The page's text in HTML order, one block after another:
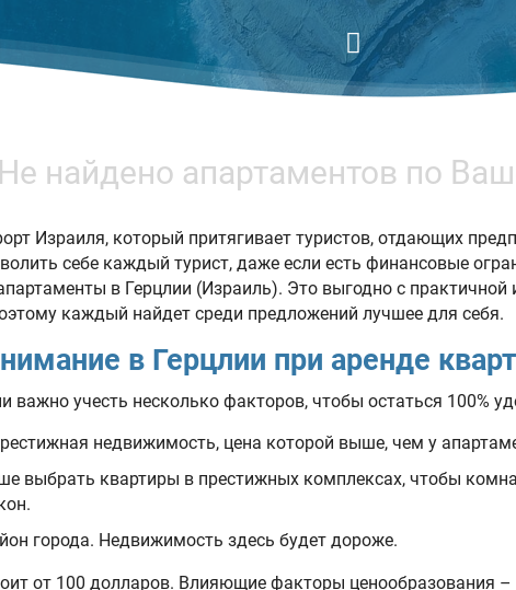
Не найдено апартаментов по
Израиля, который притягивает туристов, отдающих
себе каждый турист, даже если есть финансовые
в Герцлии (Израиль). Это выгодно с
каждый найдет среди предложений лучшее для себя.
в Герцлии при аренде
важно учесть несколько факторов, чтобы остаться 100%
недвижимость, цена которой выше, чем у
выбрать квартиры в престижных комплексах, чтобы
города. Недвижимость здесь будет дороже.
от 100 долларов. Влияющие факторы ценообразования